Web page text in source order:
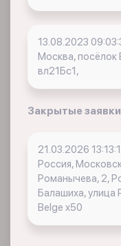
13.08.2023
Москва, посёлок
вл21Бс1,
Закрытые заявки
21.03.2026
Россия,
Романычева, 2,
Балашиха, улица
Belge x50